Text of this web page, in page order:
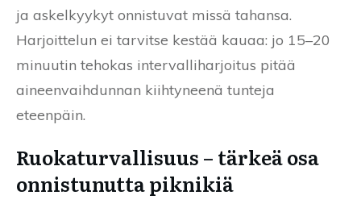
ja askelkyykyt onnistuvat missä tahansa.
Harjoittelun ei tarvitse kestää kauaa: jo 15–20
minuutin tehokas intervalliharjoitus pitää
aineenvaihdunnan kiihtyneenä tunteja
eteenpäin.
Ruokaturvallisuus – tärkeä osa
onnistunutta piknikiä